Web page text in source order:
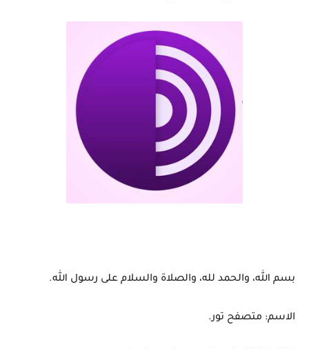
بسم الله، والحمد لله، والصلاة والسلام على رسول الله.
الاسم: متصفح تور.